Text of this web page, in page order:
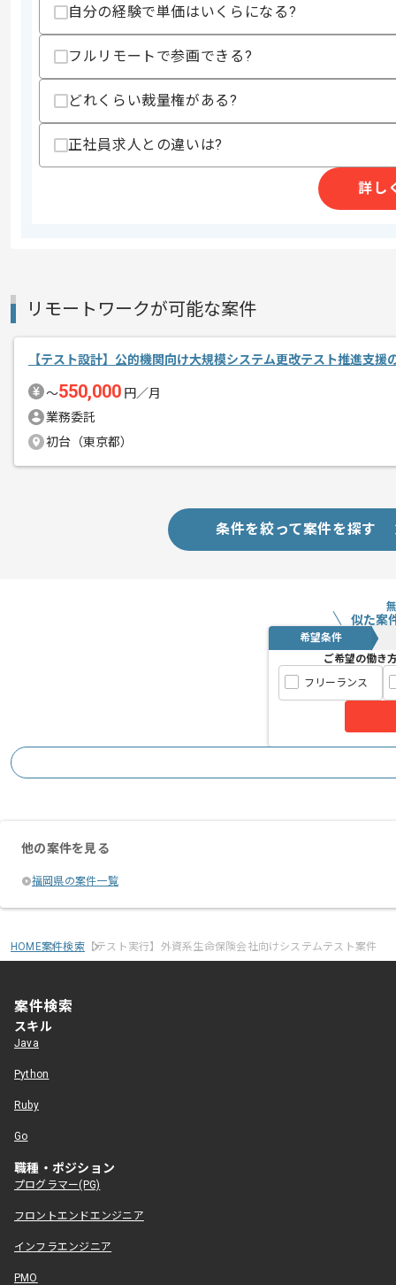
その他募集要項
商談回数
1回
募集人数
1人
作業開始日
エージェントからのコ
メント
テスト経験を活かしたい方におすすめ
新しいアイディアや技術を積極的に導入
自分の経験で単価はいくらになる?
フルリモートで参画できる?
どれくらい裁量権がある?
正社員求人との違いは?
詳し
リモートワークが可能な案件
【テスト設計】公的機関向け大規模システム更改テスト推進支援
〜550,000 円／月
業務委託
初台（東京都）
条件を絞って案件を探す
似た案
希望条件
ご希望の働き
フリーランス
他の案件を見る
福岡県の案件一覧
HOME案件検索【テスト実行】外資系生命保険会社向けシステムテスト案件
案件検索
スキル
Java
Python
Ruby
Go
職種・ポジション
プログラマー(PG)
フロントエンドエンジニア
インフラエンジニア
PMO